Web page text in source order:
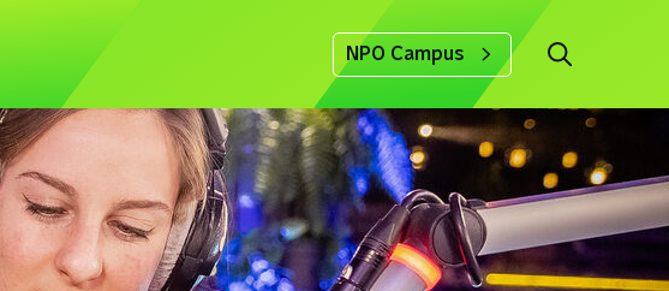
NPO Campus